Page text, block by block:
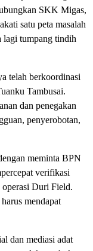
SKK Migas,
satu peta masalah
lagi tumpang tindih
telah berkoordinasi
Tambusai.
dan penegakan
penyerobotan,
meminta BPN
verifikasi
Duri Field.
mendapat
dan mediasi adat